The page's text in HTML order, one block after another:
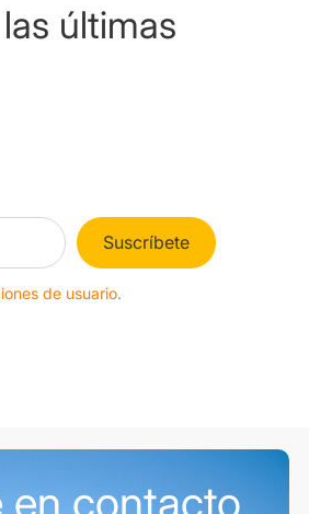
últimas
Suscríbete
de usuario.
en contacto